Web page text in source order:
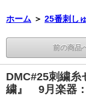
ホーム ＞ 25番刺し
前の商品
DMC#25刺繍
繍』 9月楽器